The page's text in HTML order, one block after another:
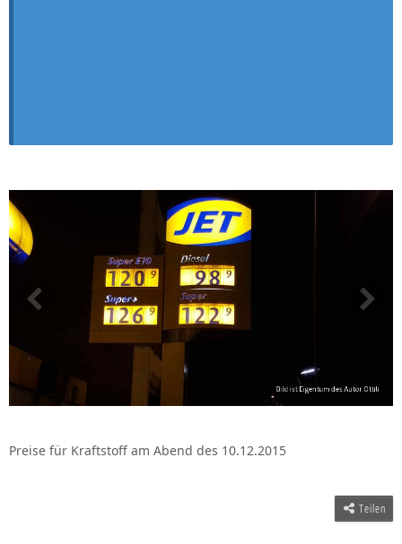
Preise für Kraftstoff am Abend des 10.12.2015
Teilen